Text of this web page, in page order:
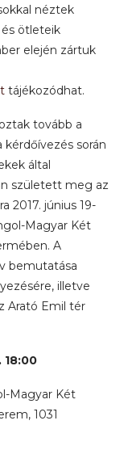
néztek
ötleteik
elején zártuk
tájékozódhat.
tovább a
során
által
született meg az
2017. június 19-
Magyar Két
A
bemutatása
illetve
Arató Emil tér
18:00
Magyar Két
1031